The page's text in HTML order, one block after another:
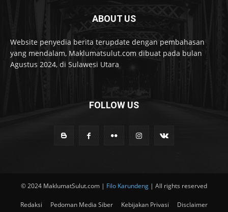
ABOUT US
Website penyedia berita terupdate dengan pembahasan
yang mendalam, Maklumatsulut.com dibuat pada bulan
Agustus 2024, di Sulawesi Utara
FOLLOW US
© 2024 MaklumatSulut.com | Filo Karundeng | All rights reserved
Redaksi Pedoman Media Siber Kebijakan Privasi
Disclaimer